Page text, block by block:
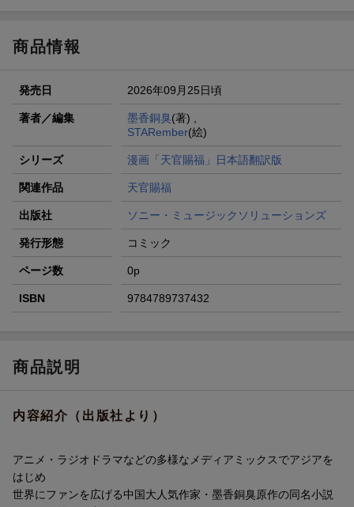
商品情報
発売日 2026年09月25日頃
著者／編集 墨香銅臭(著) ,
STARember(絵)
シリーズ 漫画「天官賜福」日本語翻訳版
関連作品 天官賜福
出版社 ソニー・ミュージックソリューションズ
発行形態 コミック
ページ数 0p
ISBN 9784789737432
商品説明
内容紹介（出版社より）
アニメ・ラジオドラマなどの多様なメディアミックスでアジアを
はじめ
世界にファンを広げる中国大人気作家・墨香銅臭原作の同名小説